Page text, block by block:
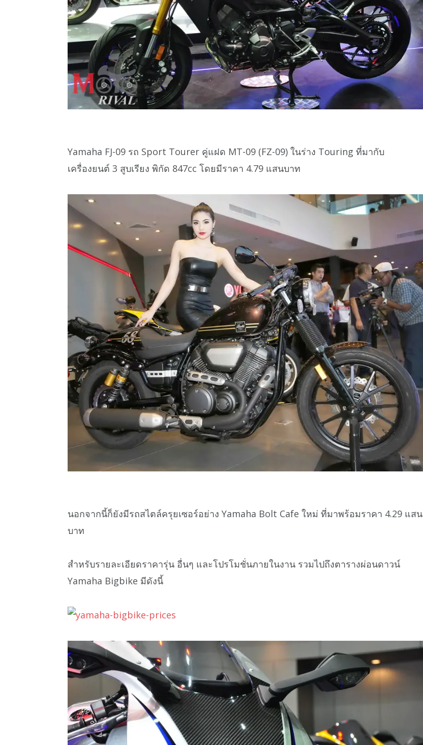
Yamaha FJ-09 รถ Sport Tourer คู่แฝด MT-09 (FZ-09) ในร่าง Touring ที่มากับ
เครื่องยนต์ 3 สูบเรียง พิกัด 847cc โดยมีราคา 4.79 แสนบาท
นอกจากนี้ก็ยังมีรถสไตล์ครุยเซอร์อย่าง Yamaha Bolt Cafe ใหม่ ที่มาพร้อมราคา 4.29 แสน
บาท
สำหรับรายละเอียดราคารุ่น อื่นๆ และโปรโมชั่นภายในงาน รวมไปถึงตารางผ่อนดาวน์
Yamaha Bigbike มีดังนี้